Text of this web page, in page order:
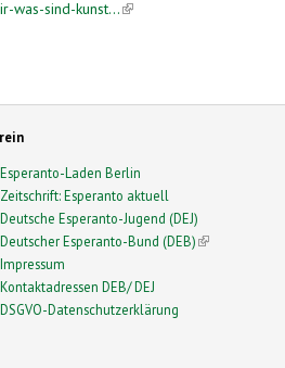
was-sind-kunst...(link is external)
Esperanto-Laden Berlin
Zeitschrift: Esperanto aktuell
Deutsche Esperanto-Jugend (DEJ)
Deutscher Esperanto-Bund (DEB)(link is external)
Impressum
Kontaktadressen DEB/ DEJ
DSGVO-Datenschutzerklärung